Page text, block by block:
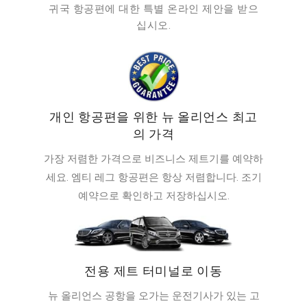
귀국 항공편에 대한 특별 온라인 제안을 받으
십시오.
개인 항공편을 위한 뉴 올리언스 최고
의 가격
가장 저렴한 가격으로 비즈니스 제트기를 예약하
세요. 엠티 레그 항공편은 항상 저렴합니다. 조기
예약으로 확인하고 저장하십시오.
전용 제트 터미널로 이동
뉴 올리언스 공항을 오가는 운전기사가 있는 고